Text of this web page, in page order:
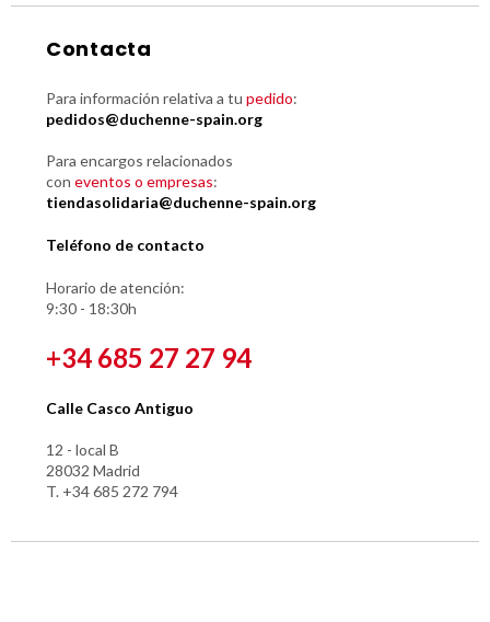
Contacta
Para información relativa a tu pedido:
pedidos@duchenne-spain.org
Para encargos relacionados
con eventos o empresas:
tiendasolidaria@duchenne-spain.org
Teléfono de contacto
Horario de atención:
9:30 - 18:30h
+34 685 27 27 94
Calle Casco Antiguo
12 - local B
28032 Madrid
T. +34 685 272 794